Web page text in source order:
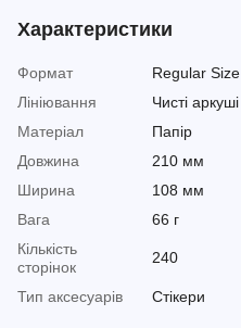
Характеристики
Формат
Regular Size
Лініювання
Чисті аркуші
Матеріал
Папір
Довжина
210 мм
Ширина
108 мм
Вага
66 г
Кількість
сторінок
240
Тип аксесуарів Стікери